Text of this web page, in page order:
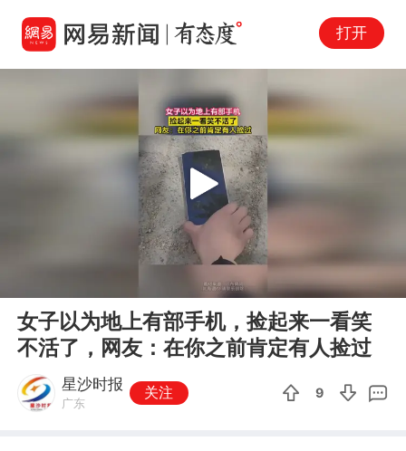
打开
00:16
Play
女子以为地上有部手机，捡起来一看笑
不活了，网友：在你之前肯定有人捡过
星沙时报
广东
关注 9